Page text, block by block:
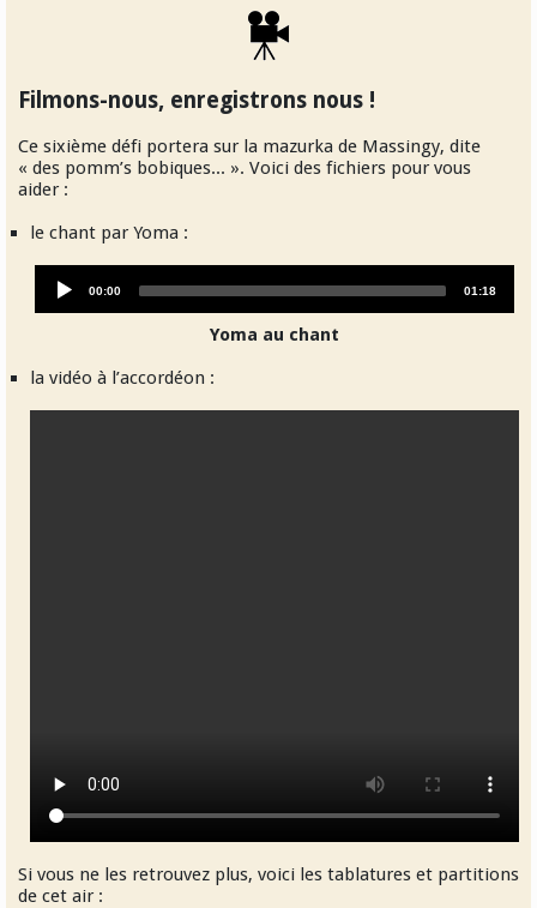
Filmons-nous, enregistrons nous !
Ce sixième défi portera sur la mazurka de Massingy, dite
« des pomm’s bobiques... ». Voici des fichiers pour vous
aider :
le chant par Yoma :
Player
Current
00:00
Total
01:18
Yoma au chant
la vidéo à l’accordéon :
Si vous ne les retrouvez plus, voici les tablatures et partitions
de cet air :